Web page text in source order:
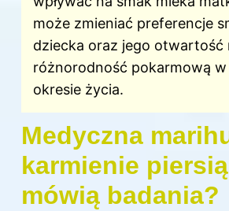
może zmieniać preferencje
dziecka oraz jego otwartość
różnorodność pokarmową
okresie życia.
Medyczna
karmienie
mówią badania?